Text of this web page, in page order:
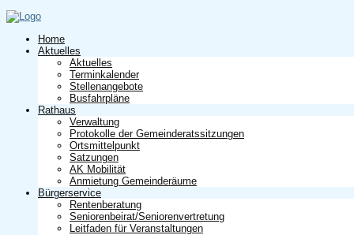
Home
Aktuelles
Aktuelles
Terminkalender
Stellenangebote
Busfahrpläne
Rathaus
Verwaltung
Protokolle der Gemeinderatssitzungen
Ortsmittelpunkt
Satzungen
AK Mobilität
Anmietung Gemeinderäume
Bürgerservice
Rentenberatung
Seniorenbeirat/Seniorenvertretung
Leitfaden für Veranstaltungen